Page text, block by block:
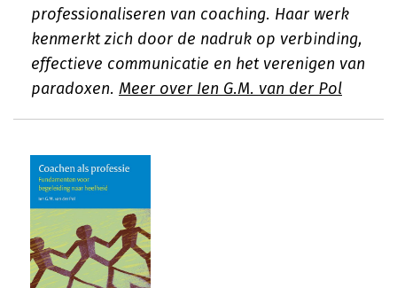
professionaliseren van coaching. Haar werk
kenmerkt zich door de nadruk op verbinding,
effectieve communicatie en het verenigen van
paradoxen. Meer over Ien G.M. van der Pol